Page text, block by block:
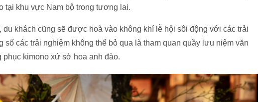
tại khu vực Nam bộ trong tương lai.
khách cũng sẽ được hoà vào không khí lễ hội sôi động với các trải
số các trải nghiệm không thể bỏ qua là tham quan quầy lưu niệm văn
phục kimono xứ sở hoa anh đào.